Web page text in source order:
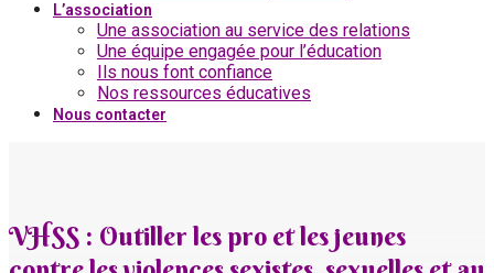
L’association
Une association au service des relations
Une équipe engagée pour l’éducation
Ils nous font confiance
Nos ressources éducatives
Nous contacter
VHSS : Outiller les pro et les jeunes